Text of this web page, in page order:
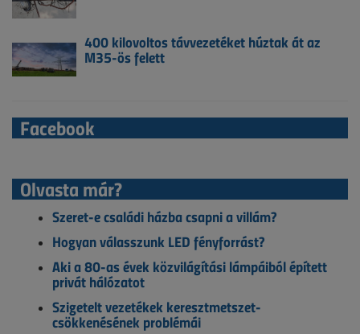
400 kilovoltos távvezetéket húztak át az
M35-ös felett
Facebook
Olvasta már?
Szeret-e családi házba csapni a villám?
Hogyan válasszunk LED fényforrást?
Aki a 80-as évek közvilágítási lámpáiból épített
privát hálózatot
Szigetelt vezetékek keresztmetszet-
csökkenésének problémái